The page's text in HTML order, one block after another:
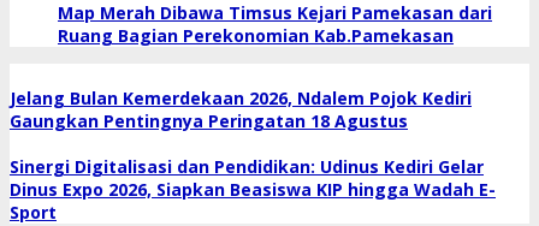
Map Merah Dibawa Timsus Kejari Pamekasan dari
Ruang Bagian Perekonomian Kab.Pamekasan
Jelang Bulan Kemerdekaan 2026, Ndalem Pojok Kediri
Gaungkan Pentingnya Peringatan 18 Agustus
Sinergi Digitalisasi dan Pendidikan: Udinus Kediri Gelar
Dinus Expo 2026, Siapkan Beasiswa KIP hingga Wadah E-
Sport